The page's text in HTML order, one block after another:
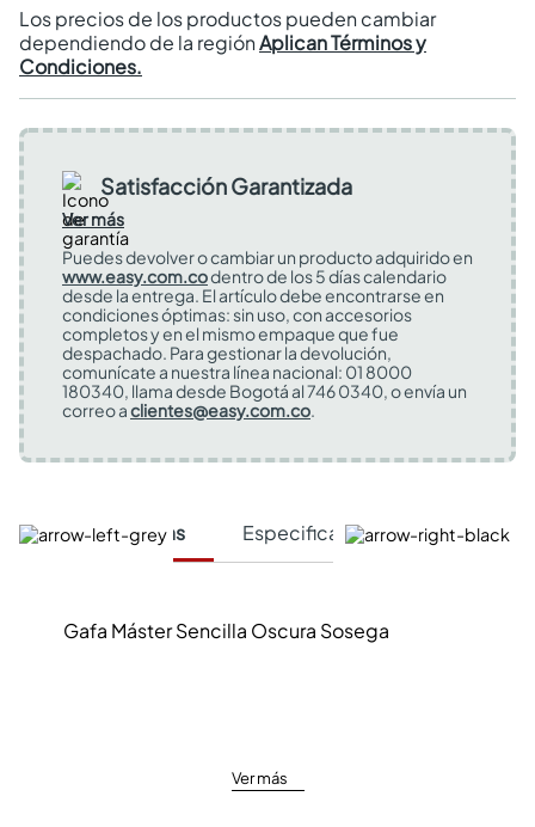
Los precios de los productos pueden cambiar
dependiendo de la regiónAplican Términos y
Condiciones.
Satisfacción Garantizada
Ver más
Puedes devolver o cambiar un producto adquirido en
www.easy.com.codentro de los 5 días calendario
desde la entrega. El artículo debe encontrarse en
condiciones óptimas: sin uso, con accesorios
completos y en el mismo empaque que fue
despachado. Para gestionar la devolución,
comunícate a nuestra línea nacional: 01 8000
180340, llama desde Bogotá al 746 0340, o envía un
correo aclientes@easy.com.co.
Características Especificaciones Técnicas
Gafa Máster Sencilla Oscura Sosega
Ver más